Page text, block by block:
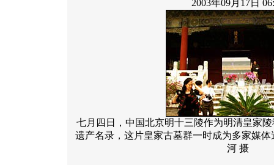
2003年09月17日
七月四日，中国北京明十三陵作为明清皇家
遗产名录，这片皇家古墓群一时成为多家媒
河 摄